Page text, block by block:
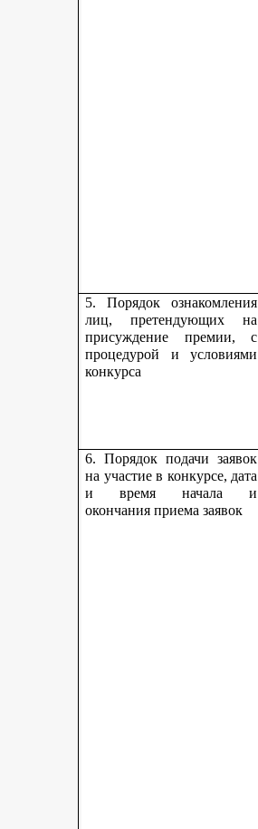
5. Порядок ознакомления
лиц, претендующих на
присуждение премии, с
процедурой и условиями
конкурса
6. Порядок подачи заявок
на участие в конкурсе, дата
и время начала и
окончания приема заявок